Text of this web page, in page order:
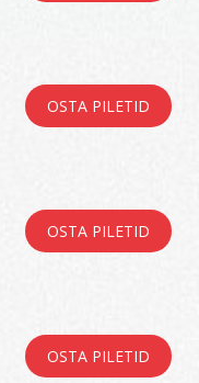
OSTA PILETID
OSTA PILETID
OSTA PILETID